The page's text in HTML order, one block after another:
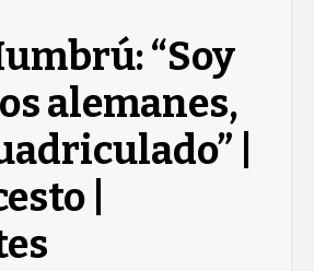
“Soy
alemanes,
|
|